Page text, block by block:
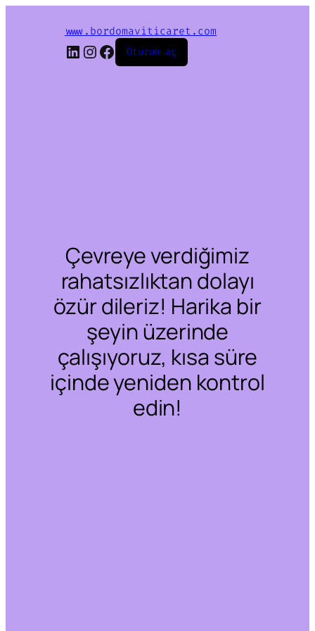
www.bordomaviticaret.com
LinkedIn
Instagram
Facebook
Oturum aç
Çevreye verdiğimiz
rahatsızlıktan dolayı
özür dileriz! Harika bir
şeyin üzerinde
çalışıyoruz, kısa süre
içinde yeniden kontrol
edin!